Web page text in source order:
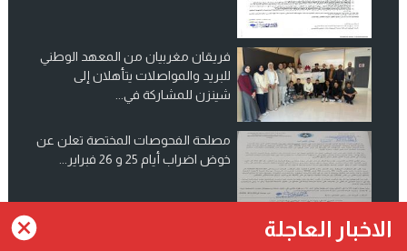
فريقان مغربيان من المعهد الوطني
للبريد والمواصلات يتأهلان إلى
شينزن للمشاركة في...
مصلحة الفحوصات المختصة تعلن عن
خوض اضراب أيام 25 و 26 فبراير...
انضم الينا على فيسبوك
الاخبار العاجلة